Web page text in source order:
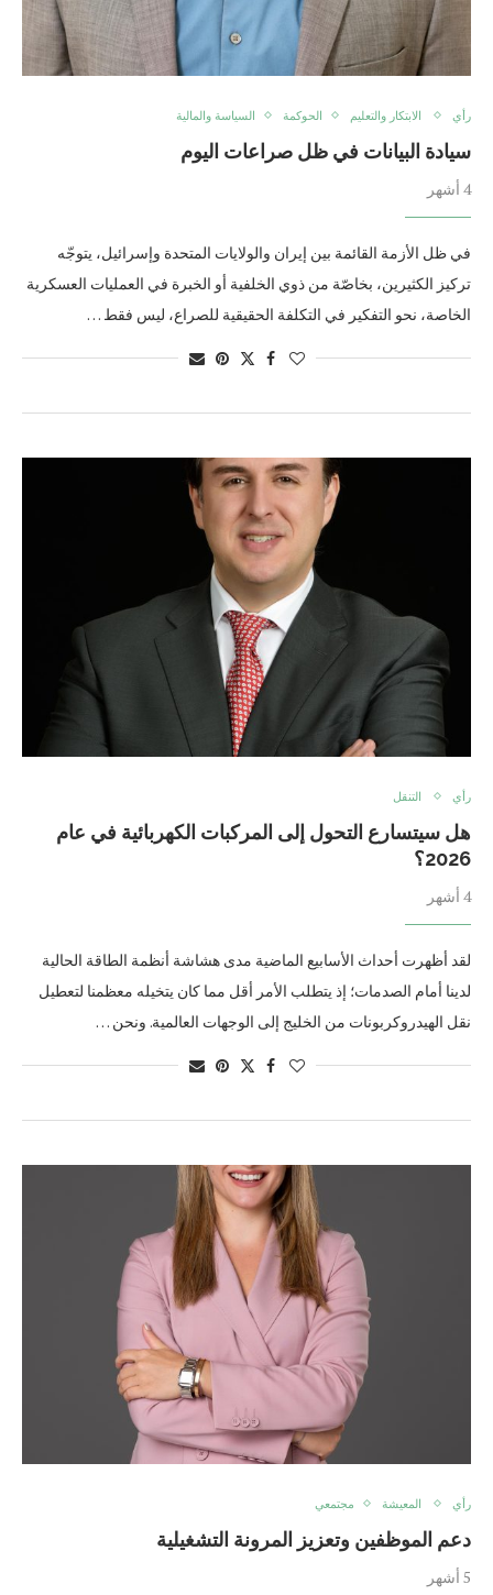
رأي الابتكار والتعليم الحوكمة السياسة والمالية
سيادة البيانات في ظل صراعات اليوم
4 أشهر
في ظل الأزمة القائمة بين إيران والولايات المتحدة وإسرائيل، يتوجّه
تركيز الكثيرين، بخاصّة من ذوي الخلفية أو الخبرة في العمليات العسكرية
الخاصة، نحو التفكير في التكلفة الحقيقية للصراع، ليس فقط …
رأي التنقل
هل سيتسارع التحول إلى المركبات الكهربائية في عام
2026؟
4 أشهر
لقد أظهرت أحداث الأسابيع الماضية مدى هشاشة أنظمة الطاقة الحالية
لدينا أمام الصدمات؛ إذ يتطلب الأمر أقل مما كان يتخيله معظمنا لتعطيل
نقل الهيدروكربونات من الخليج إلى الوجهات العالمية. ونحن …
رأي المعيشة مجتمعي
دعم الموظفين وتعزيز المرونة التشغيلية
5 أشهر